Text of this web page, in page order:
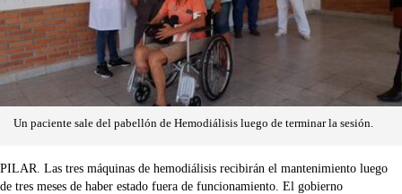
Un paciente sale del pabellón de Hemodiálisis luego de terminar la sesión.
PILAR. Las tres máquinas de hemodiálisis recibirán el mantenimiento luego
de tres meses de haber estado fuera de funcionamiento. El gobierno